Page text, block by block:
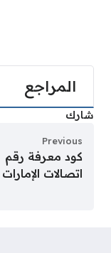
المراجع
شارك
Previous
كود معرفة رقم
اتصالات الإمارات